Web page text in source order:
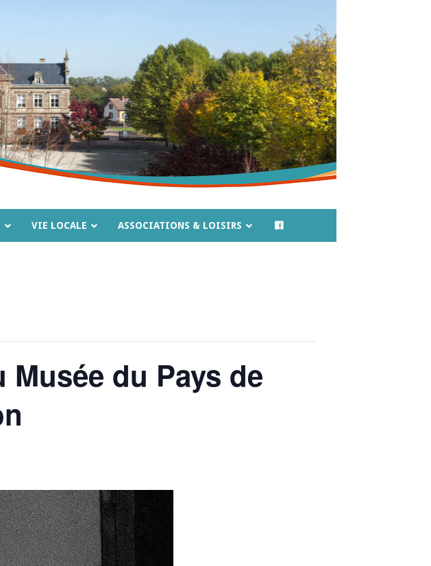
VIE LOCALE ASSOCIATIONS & LOISIRS
du Pays de